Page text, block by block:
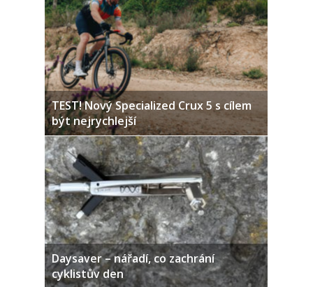
TEST! Nový Specialized Crux 5 s cílem
být nejrychlejší
Daysaver – nářadí, co zachrání
cyklistův den